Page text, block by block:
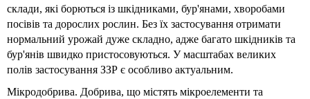
склади, які борються із шкідниками, бур'янами, хворобами
посівів та дорослих рослин. Без їх застосування отримати
нормальний урожай дуже складно, адже багато шкідників та
бур'янів швидко пристосовуються. У масштабах великих
полів застосування ЗЗР є особливо актуальним.
Мікродобрива. Добрива, що містять мікроелементи та